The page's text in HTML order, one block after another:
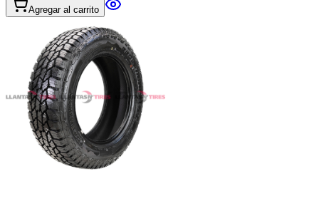
Agregar al carrito